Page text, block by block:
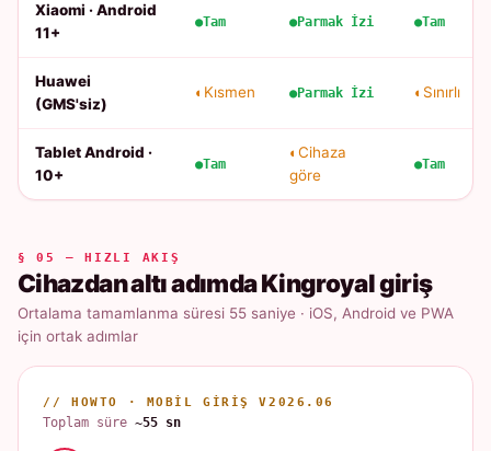
Xiaomi · Android
11+
Tam Parmak İzi Tam
Huawei
(GMS'siz)
Kısmen Parmak İzi Sınırlı
Tablet Android ·
10+
Tam
Cihaza
göre
Tam
§ 05 — HIZLI AKIŞ
Cihazdan altı adımda Kingroyal giriş
Ortalama tamamlanma süresi 55 saniye · iOS, Android ve PWA
için ortak adımlar
// HOWTO · MOBIL GIRIŞ V2026.06
Toplam süre~55 sn